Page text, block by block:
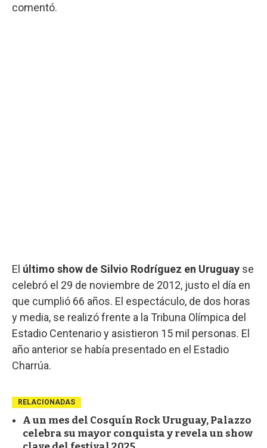
comentó.
El último show de Silvio Rodríguez en Uruguay se
celebró el 29 de noviembre de 2012, justo el día en
que cumplió 66 años. El espectáculo, de dos horas
y media, se realizó frente a la Tribuna Olímpica del
Estadio Centenario y asistieron 15 mil personas. El
año anterior se había presentado en el Estadio
Charrúa.
RELACIONADAS
A un mes del Cosquín Rock Uruguay, Palazzo
celebra su mayor conquista y revela un show